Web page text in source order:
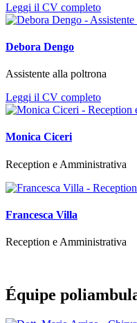
Leggi il CV completo
Debora Dengo
Assistente alla poltrona
Leggi il CV completo
Monica Ciceri
Reception e Amministrativa
Francesca Villa
Reception e Amministrativa
Équipe